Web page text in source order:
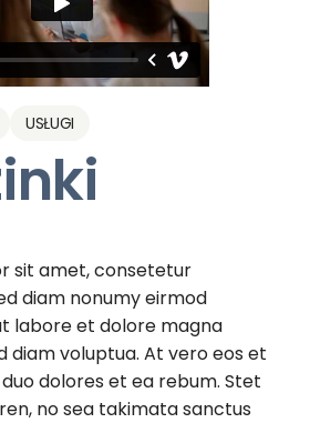
USŁUGI
sit amet, consetetur
diam nonumy eirmod
labore et dolore magna
diam voluptua. At vero eos et
dolores et ea rebum. Stet
no sea takimata sanctus